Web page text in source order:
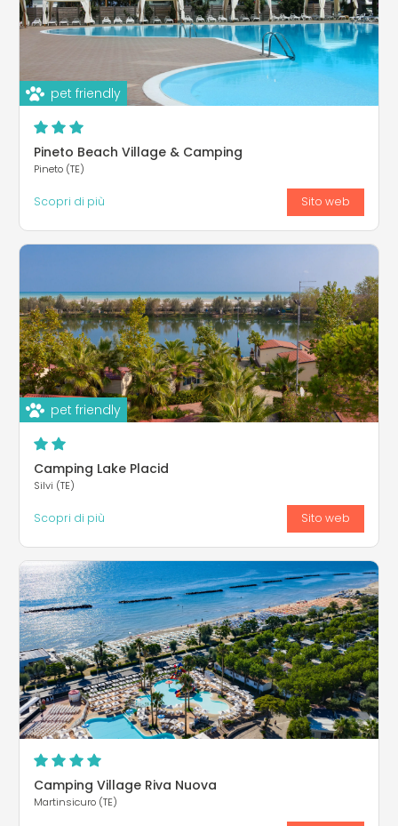
pet friendly
Pineto Beach Village & Camping
Pineto (TE)
Scopri di più Sito web
pet friendly
Camping Lake Placid
Silvi (TE)
Scopri di più Sito web
Camping Village Riva Nuova
Martinsicuro (TE)